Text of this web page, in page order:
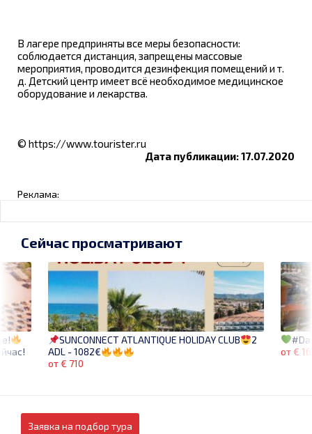
В лагере предприняты все меры безопасности:
соблюдается дистанция, запрещены массовые
мероприятия, проводится дезинфекция помещений и т.
д. Детский центр имеет всё необходимое медицинское
оборудование и лекарства.
© https://www.tourister.ru
Дата публикации: 17.07.2020
Реклама:
от €
Сейчас просматривают
SUNCONNECT ATLANTIQUE HOLIDAY CLUB
2
ADL - 1082€
от € 710
Заявка на подбор тура